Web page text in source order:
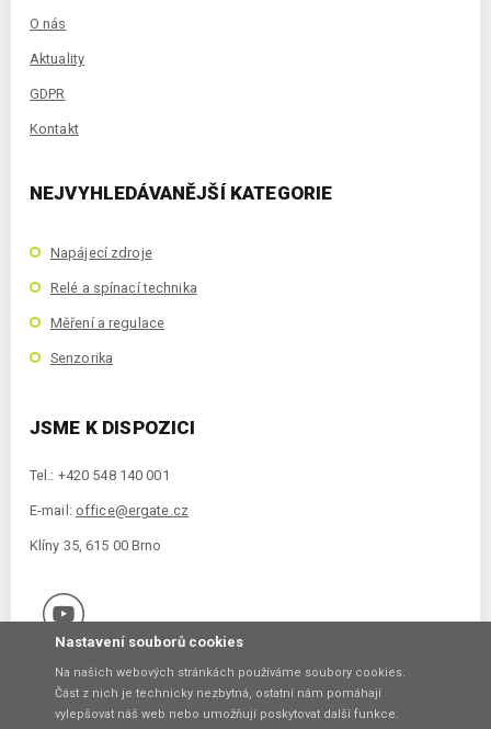
O nás
Aktuality
GDPR
Kontakt
NEJVYHLEDÁVANĚJŠÍ KATEGORIE
Napájecí zdroje
Relé a spínací technika
Měření a regulace
Senzorika
JSME K DISPOZICI
Tel.: +420 548 140 001
E-mail: office@ergate.cz
Klíny 35, 615 00 Brno
Nastavení souborů cookies
Na našich webových stránkách používáme soubory cookies.
Část z nich je technicky nezbytná, ostatní nám pomáhají
vylepšovat náš web nebo umožňují poskytovat další funkce.